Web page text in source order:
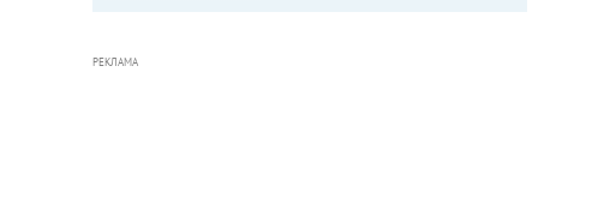
РЕКЛАМА